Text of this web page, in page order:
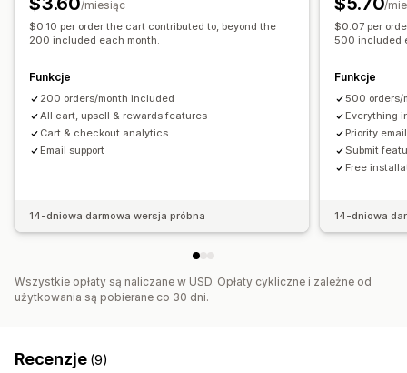
Odbieranie nagród Nagrody w progach
Gratisy
Rabaty zbiorcze
Personalizacja realizacji zakupu
Niestandardowe notatki
Sprzedaż droższych produktów za pomocą jednego
kliknięcia
Oferty i rekomendacje
Gwarancje Ubezpieczenie przesyłki
Często kupowane razem Progi ilościowe
Rabaty ilościowe
System poziomów rabatów
Rekomendacje AI
/miesiąc
$0.10 per order the cart contributed to, beyond the
200 included each month.
Funkcje
200 orders/month included
All cart, upsell & rewards features
Cart & checkout analytics
Email support
14-dniowa darmowa wersja próbna
/
$0.07 per
500 included
Funkcje
500 orders/
Everything
Priority
Submit
Free
14-dniowa
Wszystkie opłaty są naliczane w USD. Opłaty cykliczne i zależne od
użytkowania są pobierane co 30 dni.
Recenzje (9)